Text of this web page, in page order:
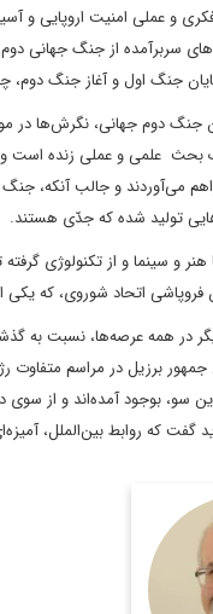
و عملی امنیت اروپایی و
سربرآمده از جنگ جهانی
جنگ اول و آغاز جنگ
جنگ دوم جهانی، نگرش‌ها
بحث علمی و عملی زنده است و
و جالب آنکه، جنگ
تولید شده که جدّی هستند.
هنر و سینما و از تکنولوژی
فروپاشی اتحاد شوروی، که
در همه عرصه‌ها، نسبت به
برزیل در مراسم متفاوت
سو، بوجود آمده‌اند و از
گفت که روابط بین‌الملل،
و